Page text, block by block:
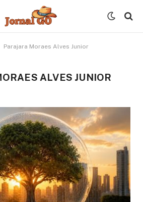
Parajara Moraes Alves Junior
ALVES JUNIOR